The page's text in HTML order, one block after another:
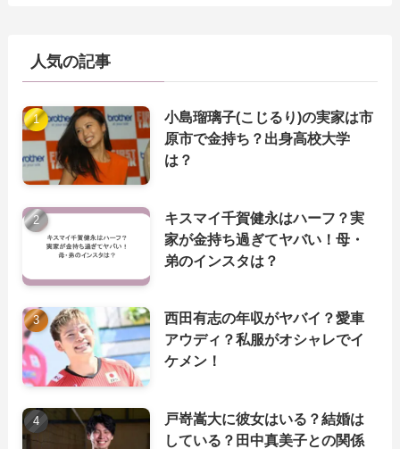
人気の記事
小島瑠璃子(こじるり)の実家は市
原市で金持ち？出身高校大学
は？
キスマイ千賀健永はハーフ？実
家が金持ち過ぎてヤバい！母・
弟のインスタは？
西田有志の年収がヤバイ？愛車
アウディ？私服がオシャレでイ
ケメン！
戸嵜嵩大に彼女はいる？結婚は
している？田中真美子との関係